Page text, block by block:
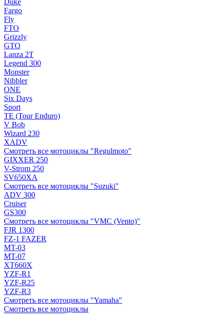
Duke
Fargo
Fly
FTO
Grizzly
GTO
Lanza 2T
Legend 300
Monster
Nibbler
ONE
Six Days
Sport
TE (Tour Enduro)
V Bob
Wizard 230
XADV
Смотреть все мотоциклы "Regulmoto"
GIXXER 250
V-Strom 250
SV650XA
Смотреть все мотоциклы "Suzuki"
ADV 300
Cruiser
GS300
Смотреть все мотоциклы "VMC (Vento)"
FJR 1300
FZ-1 FAZER
MT-03
MT-07
XT660X
YZF-R1
YZF-R25
YZF-R3
Смотреть все мотоциклы "Yamaha"
Смотреть все мотоциклы